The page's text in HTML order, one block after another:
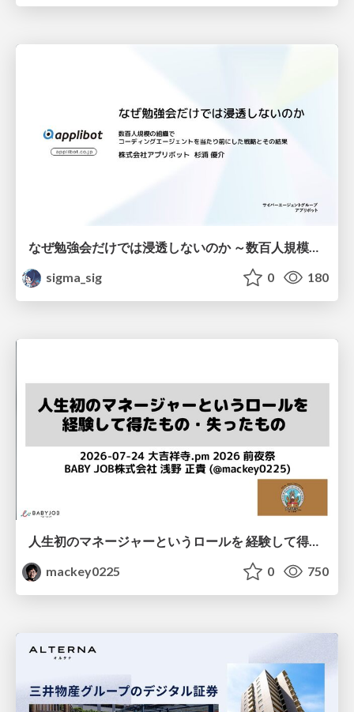
sigma_sig
0 180
人生初のマネージャーというロールを 経験して得たもの・失ったもの / Reflections on My First Manager Role
mackey0225
0 750